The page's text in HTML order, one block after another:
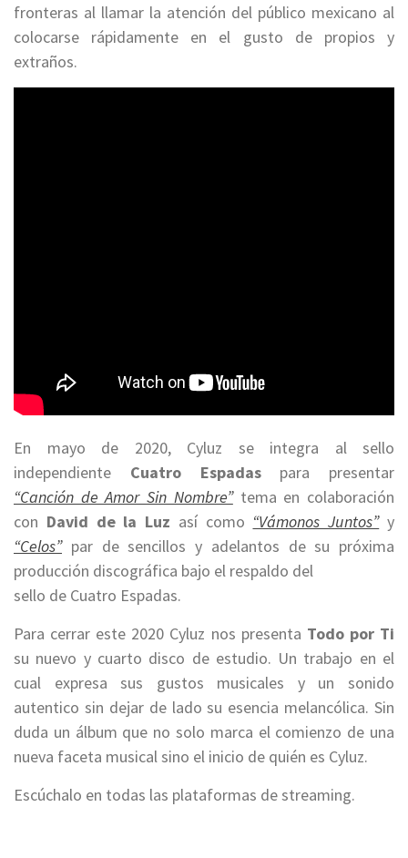
fronteras al llamar la atención del público mexicano al
colocarse rápidamente en el gusto de propios y
extraños.
En mayo de 2020, Cyluz se integra al sello
independiente Cuatro Espadaspara presentar
“Canción de Amor Sin Nombre”tema en colaboración
con David de la Luz así como “Vámonos Juntos”y
“Celos”par de sencillos y adelantos de su próxima
producción discográfica bajo el respaldo del
sello de Cuatro Espadas.
Para cerrar este 2020 Cyluz nos presenta Todo por Ti
su nuevo y cuarto disco de estudio. Un trabajo en el
cual expresa sus gustos musicales y un sonido
autentico sin dejar de lado su esencia melancólica. Sin
duda un álbum que no solo marca el comienzo de una
nueva faceta musical sino el inicio de quién es Cyluz.
Escúchalo en todas las plataformas de streaming.